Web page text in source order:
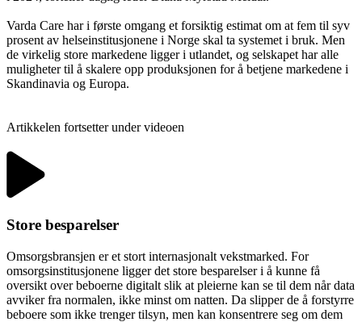
Varda Care har i første omgang et forsiktig estimat om at fem til syv
prosent av helseinstitusjonene i Norge skal ta systemet i bruk. Men
de virkelig store markedene ligger i utlandet, og selskapet har alle
muligheter til å skalere opp produksjonen for å betjene markedene i
Skandinavia og Europa.
Artikkelen fortsetter under videoen
Store besparelser
Omsorgsbransjen er et stort internasjonalt vekstmarked. For
omsorgsinstitusjonene ligger det store besparelser i å kunne få
oversikt over beboerne digitalt slik at pleierne kan se til dem når data
avviker fra normalen, ikke minst om natten. Da slipper de å forstyrre
beboere som ikke trenger tilsyn, men kan konsentrere seg om dem